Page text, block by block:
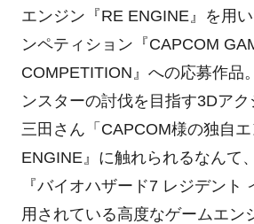
エンジン『RE ENGINE』を用
ンペティション『CAPCOM
COMPETITION』への応募作品
ンスターの討伐を目指す3Dアク
三田さん「CAPCOM様の独自
ENGINE』に触れられるなんて、
『バイオハザード7 レジデント
用されている高度なゲームエン